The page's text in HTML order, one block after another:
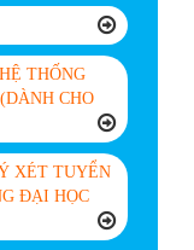
THỐNG
CHO
XÉT TUYỂN
ĐẠI HỌC